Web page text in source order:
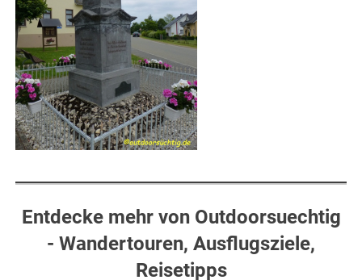
Entdecke mehr von Outdoorsuechtig
- Wandertouren, Ausflugsziele,
Reisetipps